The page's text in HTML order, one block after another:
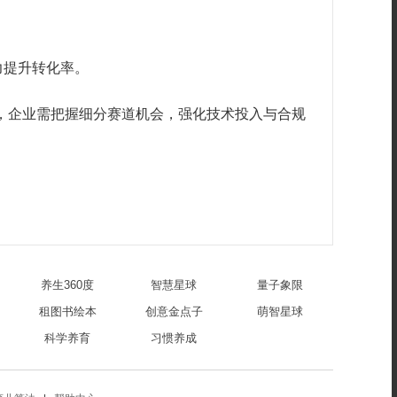
升转化率。
业需把握细分赛道机会，强化技术投入与合规
养生360度 智慧星球
量子象限
租图书绘本
创意金点子
萌智星球
科学养育
习惯养成